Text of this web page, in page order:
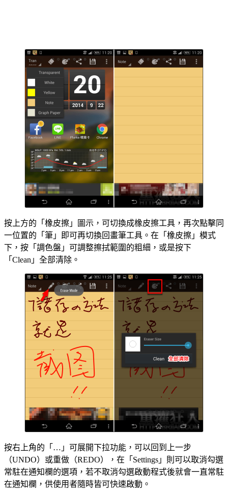
按上方的「橡皮擦」圖示，可切換成橡皮擦工具，再次點擊同
一位置的「筆」即可再切換回畫筆工具。在「橡皮擦」模式
下，按「調色盤」可調整擦拭範圍的粗細，或是按下
「Clean」全部清除。
按右上角的「…」可展開下拉功能，可以回到上一步
（UNDO）或重做（REDO），在「Settings」則可以取消勾選
常駐在通知欄的選項，若不取消勾選啟動程式後就會一直常駐
在通知欄，供使用者隨時皆可快速啟動。